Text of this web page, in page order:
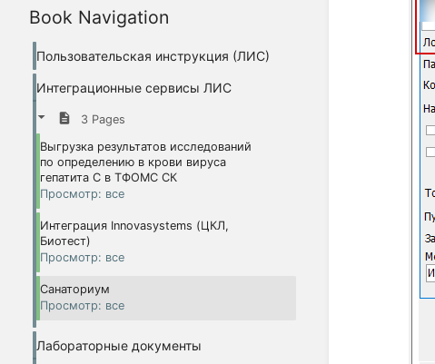
Book Navigation
Пользовательская инструкция (ЛИС)
Интеграционные сервисы ЛИС
3 Pages
Выгрузка результатов исследований
по определению в крови вируса
гепатита С в ТФОМС СК
Просмотр: все
Интеграция Innovasystems (ЦКЛ,
Биотест)
Просмотр: все
Санаториум
Просмотр: все
Лабораторные документы